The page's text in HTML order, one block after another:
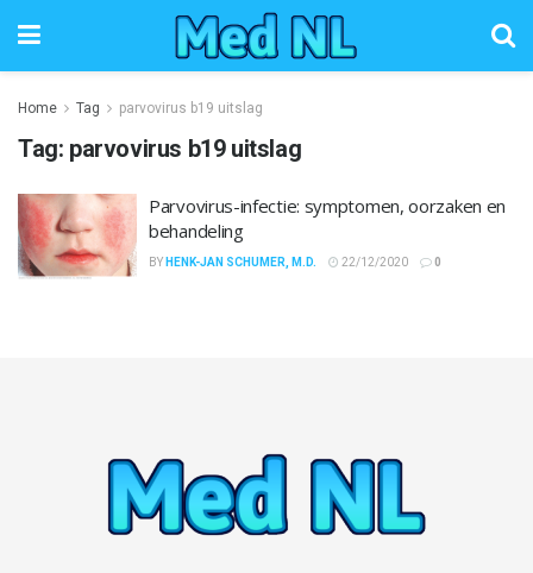
Home Tag parvovirus b19 uitslag
Tag: parvovirus b19 uitslag
Parvovirus-infectie: symptomen, oorzaken en
behandeling
BY HENK-JAN SCHUMER, M.D. 22/12/2020 0